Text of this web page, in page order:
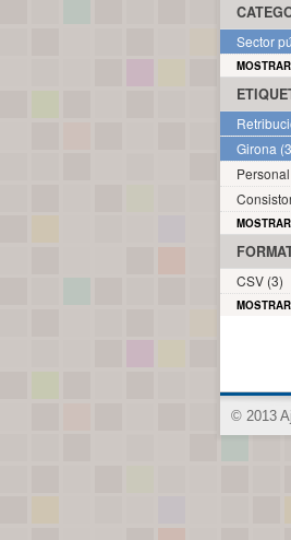
Sector
Girona
CSV (3)
© 2013